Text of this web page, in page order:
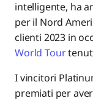
intelligente, ha
per il Nord
clienti 2023 in
World Tour
I vincitori
premiati per